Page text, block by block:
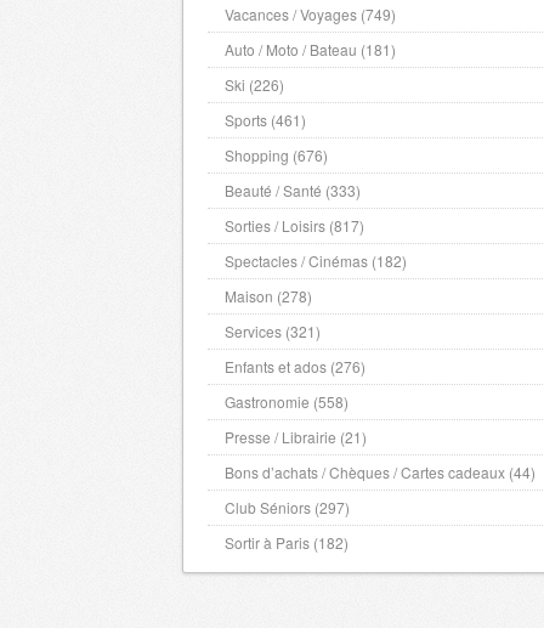
Orne - 61000 , (fr)
Pas de Calais - 62000 , (fr)
Puy de Dome
Pyrenees Atlantiques
Hautes Pyrenees
Pyrenees Orientales - 66000 , (fr)
Bas Rhin - 67000 , (fr)
Haut Rhin - 68000 , (fr)
Rhone - 69000 , (fr)
Ardeche - 7000 , (fr)
Haute Saone - 70000 , (fr)
Saone et Loire - 71000 , (fr)
Sarthe - 72000 , (fr)
Savoie - 73000 , (fr)
Haute Savoie - 74000 , (fr)
Paris - 75000 , (fr)
Seine Maritime
Seine et Marne - 77000 , (fr)
Vacances / Voyages (749)
Auto / Moto / Bateau (181)
Ski (226)
Sports (461)
Shopping (676)
Beauté / Santé (333)
Sorties / Loisirs (817)
Spectacles / Cinémas (182)
Maison (278)
Services (321)
Enfants et ados (276)
Gastronomie (558)
Presse / Librairie (21)
Bons d’achats / Chèques / Cartes cadeaux (44)
Club Séniors (297)
Sortir à Paris (182)